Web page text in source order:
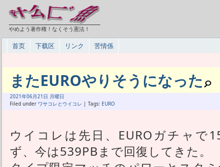
やめよう著作権！なくそう憲法！
首页 下载区 リンク 苦情係
またEUROやりそうになった
2021年06月21日 月曜日
Filed under ワサコレとウイコレ | Tags: EURO
ウイコレは先日、EUROガチャで
ず、今は539PBまで回復してきた。